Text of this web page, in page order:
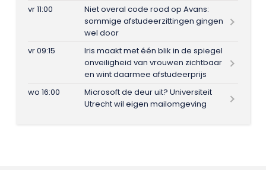
vr 11:00
Niet overal code rood op Avans:
sommige afstudeerzittingen gingen
wel door
vr 09:15
Iris maakt met één blik in de spiegel
onveiligheid van vrouwen zichtbaar
en wint daarmee afstudeerprijs
wo 16:00
Microsoft de deur uit? Universiteit
Utrecht wil eigen mailomgeving